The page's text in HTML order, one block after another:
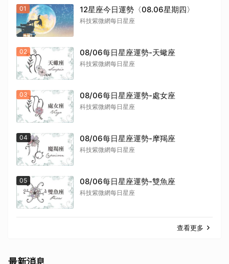
01 12星座今日運勢〈08.06星期四〉
科技紫微網每日星座
02 08/06每日星座運勢-天蠍座
科技紫微網每日星座
03 08/06每日星座運勢-處女座
科技紫微網每日星座
04 08/06每日星座運勢-摩羯座
科技紫微網每日星座
05 08/06每日星座運勢-雙魚座
科技紫微網每日星座
查看更多
最新消息